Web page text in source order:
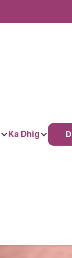
Ka Dhig